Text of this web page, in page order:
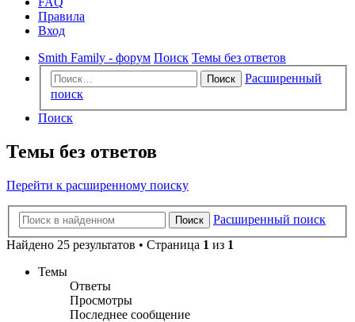
Правила
Вход
Smith Family - форум Поиск Темы без ответов
Поиск
Расширенный
поиск
Поиск
Темы без ответов
Перейти к расширенному поиску
Поиск
Расширенный поиск
Найдено 25 результатов • Страница 1 из 1
Темы
Ответы
Просмотры
Последнее сообщение